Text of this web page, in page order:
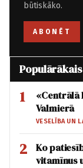
būtiskāko.
ABONĒT
1
«Centrālā
Valmierā
VESELĪBA UN
2
Ko
vitamīnus